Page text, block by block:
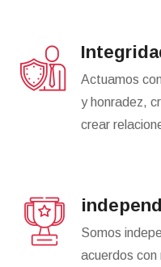
Actuamos
y honradez,
crear
Somos
acuerdos con